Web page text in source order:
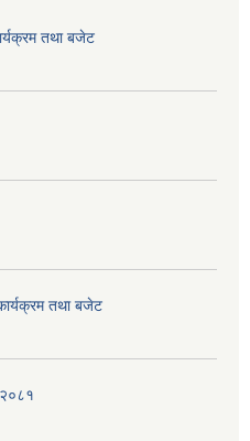
तथा बजेट
तथा बजेट
२०८१